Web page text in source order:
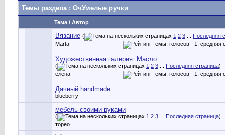
Темы раздела: ОчУмелые ручки
Тема / Автор
Вязание ( 1 2 3
Последняя
Marta
Художественная галерея. Масло
( 1 2 3 Последняя страница)
елена
Дачный handmade
blueberry
мебель своими руками
( 1 2 3 Последняя страница)
торео